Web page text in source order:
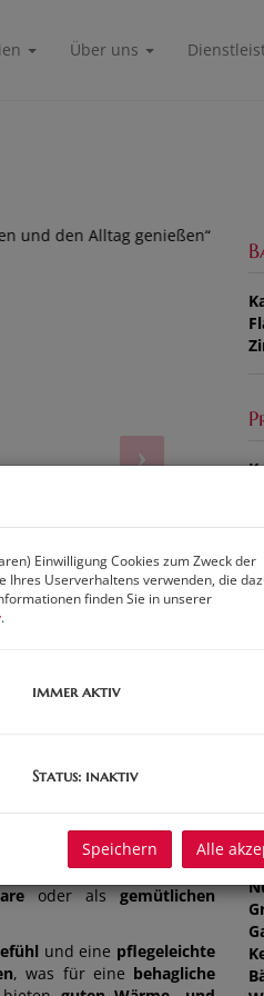
Über uns
!
undZiegelbauweise
Ausstattungund
oder alsgemütlichen
und eine pflegeleichte
, was für eine behagliche
Einwilligung Cookies zum Zweck der
Ihres Userverhaltens verwenden, die
finden Sie in unserer
.
immer aktiv
Status: inaktiv
Speichern Alle